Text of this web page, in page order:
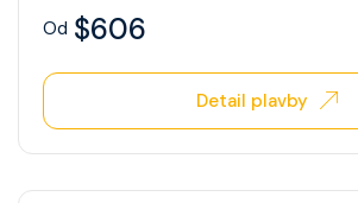
Od $606
Detail plavby